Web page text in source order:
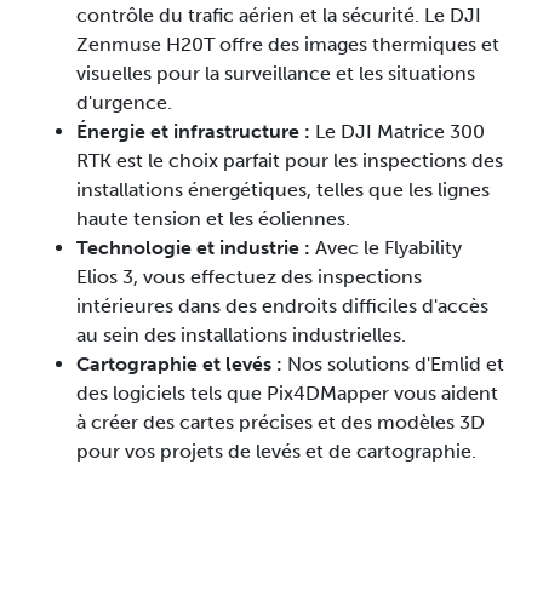
contrôle du trafic aérien et la sécurité. Le DJI
Zenmuse H20T offre des images thermiques et
visuelles pour la surveillance et les situations
d'urgence.
Énergie et infrastructure : Le DJI Matrice 300
RTK est le choix parfait pour les inspections des
installations énergétiques, telles que les lignes
haute tension et les éoliennes.
Technologie et industrie : Avec le Flyability
Elios 3, vous effectuez des inspections
intérieures dans des endroits difficiles d'accès
au sein des installations industrielles.
Cartographie et levés : Nos solutions d'Emlid et
des logiciels tels que Pix4DMapper vous aident
à créer des cartes précises et des modèles 3D
pour vos projets de levés et de cartographie.